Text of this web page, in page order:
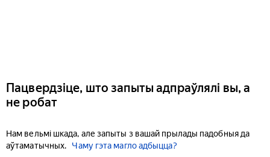
Пацвердзіце, што запыты адпраўлялі вы, а
не робат
Нам вельмі шкада, але запыты з вашай прылады падобныя да
аўтаматычных.
Чаму гэта магло адбыцца?